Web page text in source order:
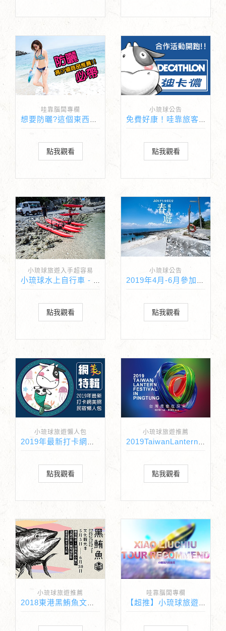
哇靠腦闆專欄
點我觀看
小琉球公告
點我觀看
小琉球旅遊入手超容易
小琉球水上自行車 - 小琉球海上新活動
點我觀看
小琉球公告
2019年4月-6月參加春遊補助民宿名單
點我觀看
小琉球旅遊懶人包
點我觀看
小琉球旅遊推薦
點我觀看
小琉球旅遊推薦
2018東港黑鮪魚文化觀光季
哇靠腦闆專欄
【超推】小琉球旅遊必玩行程推薦懶人包總整理